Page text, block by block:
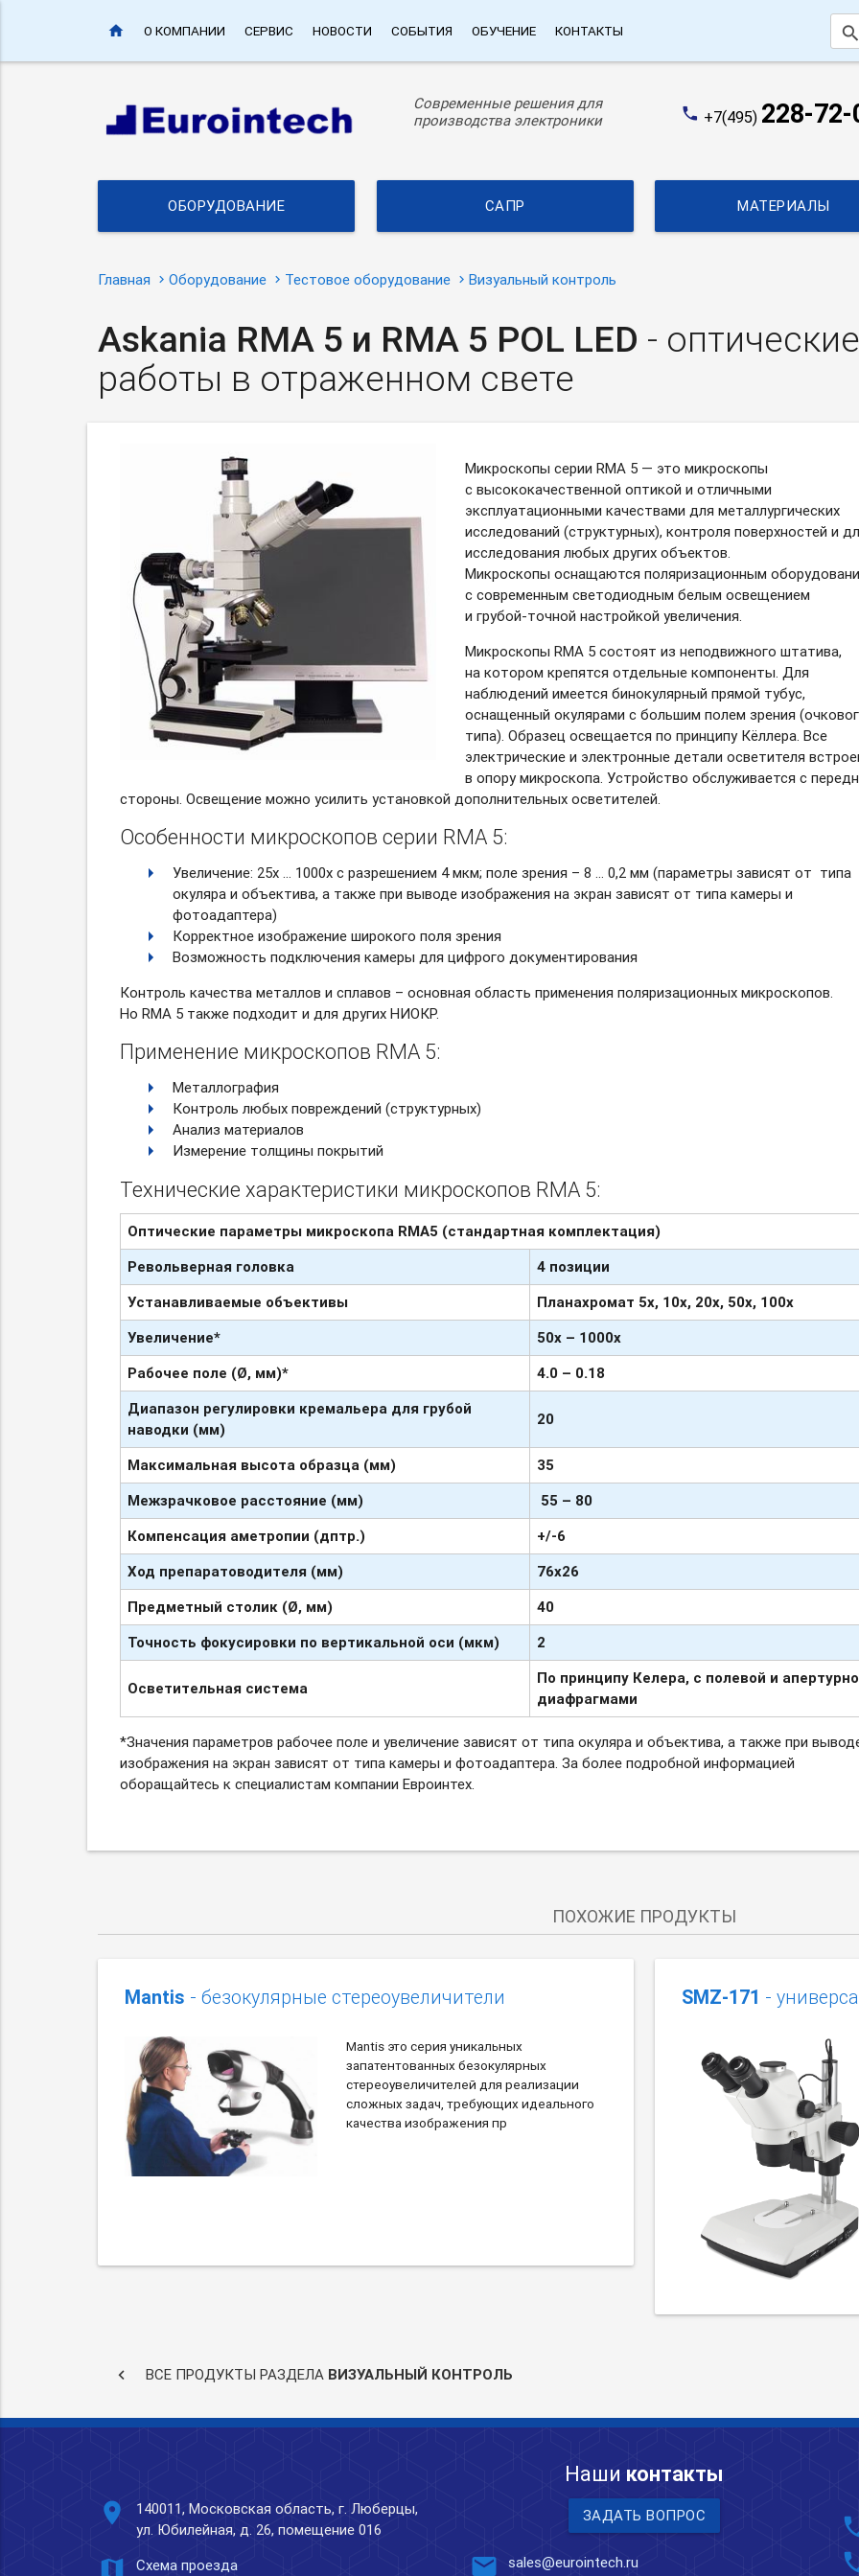
home О КОМПАНИИ СЕРВИС НОВОСТИ СОБЫТИЯ ОБУЧЕНИЕ КОНТАКТЫ
Современные решения для
производства электроники
phone +7(495) 228-72-
ОБОРУДОВАНИЕ САПР МАТЕРИАЛЫ
Главная Оборудование Тестовое оборудование Визуальный контроль
Askania RMA 5 и RMA 5 POL LED -
работы в отраженном свете
Микроскопы серии RMA 5 — это микроскопы
с высококачественной оптикой и отличными
эксплуатационными качествами для металлургических
исследований (структурных), контроля поверхностей и
исследования любых других объектов.
Микроскопы оснащаются поляризационным
с современным светодиодным белым освещением
и грубой-точной настройкой увеличения.
Микроскопы RMA 5 состоят из неподвижного штатива,
на котором крепятся отдельные компоненты. Для
наблюдений имеется бинокулярный прямой тубус,
оснащенный окулярами с большим полем зрения
типа). Образец освещается по принципу Кёллера. Все
электрические и электронные детали осветителя
в опору микроскопа. Устройство обслуживается с
стороны. Освещение можно усилить установкой дополнительных осветителей.
Особенности микроскопов серии RMA 5:
Увеличение: 25х … 1000х с разрешением 4 мкм; поле зрения – 8 … 0,2 мм (параметры зависят от типа
окуляра и объектива, а также при выводе изображения на экран зависят от типа камеры и
фотоадаптера)
Корректное изображение широкого поля зрения
Возможность подключения камеры для цифрого документирования
Контроль качества металлов и сплавов – основная область применения поляризационных микроскопов.
Но RMA 5 также подходит и для других НИОКР.
Применение микроскопов RMA 5:
Металлография
Контроль любых повреждений (структурных)
Анализ материалов
Измерение толщины покрытий
Технические характеристики микроскопов RMA 5:
Оптические параметры микроскопа RMA5 (стандартная комплектация)
Револьверная головка
4 позиции
Устанавливаемые объективы Планахромат 5х, 10х, 20х, 50х, 100х
Увеличение*
50х – 1000х
Рабочее поле (Ø, мм)*
4.0 – 0.18
Диапазон регулировки кремальера для грубой
наводки (мм)
20
Максимальная высота образца (мм)
35
Межзрачковое расстояние (мм)
55 – 80
Компенсация аметропии (дптр.) +/-6
Ход препаратоводителя (мм)
76х26
Предметный столик (Ø, мм)
40
Точность фокусировки по вертикальной оси (мкм)
2
Осветительная система
По принципу Келера, с полевой и
диафрагмами
*Значения параметров рабочее поле и увеличение зависят от типа окуляра и объектива, а также при
изображения на экран зависят от типа камеры и фотоадаптера. За более подробной информацией
оборащайтесь к специалистам компании Евроинтех.
ПОХОЖИЕ ПРОДУКТЫ
Mantis - безокулярные стереоувеличители
Mantis это серия уникальных
запатентованных безокулярных
стереоувеличителей для реализации
сложных задач, требующих идеального
качества изображения пр
SMZ-171 -
keyboard_arrow_left ВСЕ ПРОДУКТЫ РАЗДЕЛА ВИЗУАЛЬНЫЙ КОНТРОЛЬ
Наши контакты
place
140011, Московская область, г. Люберцы,
ул. Юбилейная, д. 26, помещение 016
map Схема проезда
ЗАДАТЬ ВОПРОС
mail sales@eurointech.ru